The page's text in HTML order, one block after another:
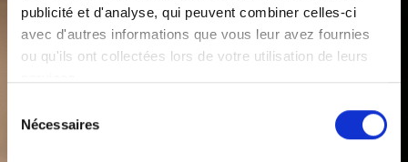
publicité et d'analyse, qui peuvent combiner celles-ci
avec d'autres informations que vous leur avez fournies
ou qu'ils ont collectées lors de votre utilisation de leurs
Nécessaires